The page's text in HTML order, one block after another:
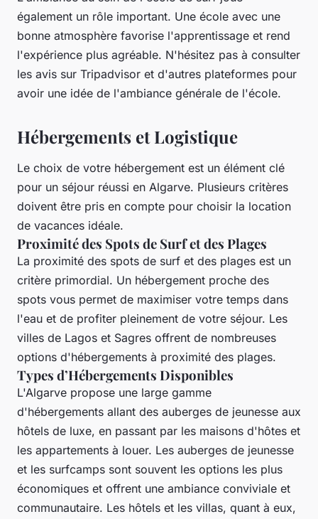
également un rôle important. Une école avec une
bonne atmosphère favorise l'apprentissage et rend
l'expérience plus agréable. N'hésitez pas à consulter
les avis sur Tripadvisor et d'autres plateformes pour
avoir une idée de l'ambiance générale de l'école.
Hébergements et Logistique
Le choix de votre hébergement est un élément clé
pour un séjour réussi en Algarve. Plusieurs critères
doivent être pris en compte pour choisir la location
de vacances idéale.
Proximité des Spots de Surf et des Plages
La proximité des spots de surf et des plages est un
critère primordial. Un hébergement proche des
spots vous permet de maximiser votre temps dans
l'eau et de profiter pleinement de votre séjour. Les
villes de Lagos et Sagres offrent de nombreuses
options d'hébergements à proximité des plages.
Types d’Hébergements Disponibles
L'Algarve propose une large gamme
d'hébergements allant des auberges de jeunesse aux
hôtels de luxe, en passant par les maisons d'hôtes et
les appartements à louer. Les auberges de jeunesse
et les surfcamps sont souvent les options les plus
économiques et offrent une ambiance conviviale et
communautaire. Les hôtels et les villas, quant à eux,